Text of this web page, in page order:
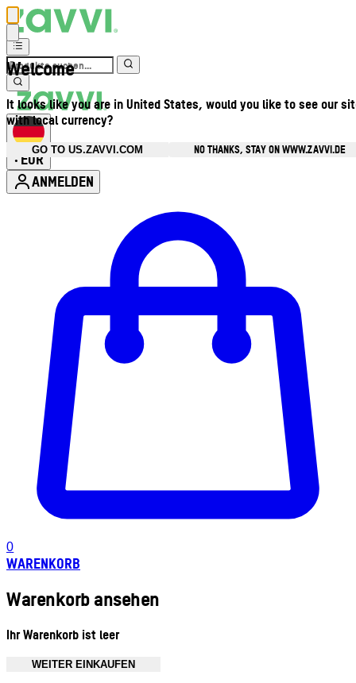
Welcome
It looks like you are in United States, would you like to see our
with local currency?
GO TO US.ZAVVI.COM
NO THANKS, STAY ON WWW.ZAVVI.DE
• EUR
ANMELDEN
0
WARENKORB
Warenkorb ansehen
Ihr Warenkorb ist leer
WEITER EINKAUFEN